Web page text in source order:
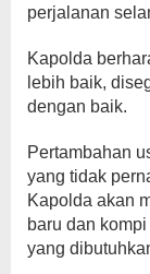
perjalanan
Kapolda
lebih baik,
dengan baik.
Pertambahan
yang tidak
Kapolda akan
baru dan
yang